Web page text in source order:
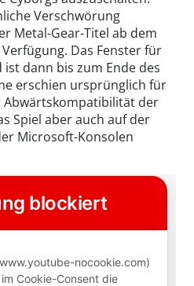
Verschwörung
Metal-Gear-Titel ab dem
Das Fenster für
dann bis zum Ende des
erschien ursprünglich für
Abwärtskompatibilität der
Spiel aber auch auf der
Microsoft-Konsolen